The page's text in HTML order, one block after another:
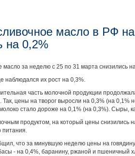
масло в РФ
на 0,2%
масло за неделю с 25 по 31 марта снизились
наблюдался их рост на 0,3%.
часть молочной продукции
Так, цены на творог выросли на 0,3% (на
стало дороже на 0,1% (на 0,3%). Сыры,
продуктом, на который цены снизились
питания.
что за минувшую неделю цены на
- на 0,4%, баранину, ржаной и пшеничный